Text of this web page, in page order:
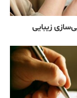
زیبایی